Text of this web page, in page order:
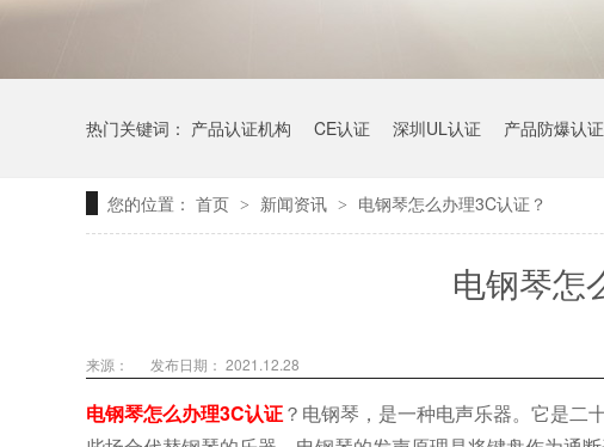
热门关键词： 产品认证机构 CE认证 深圳UL认证 产品防爆认证
您的位置： 首页 > 新闻资讯 > 电钢琴怎么办理3C认证？
电钢琴怎
来源： 发布日期： 2021.12.28
电钢琴怎么办理3C认证？电钢琴，是一种电声乐器。它是二